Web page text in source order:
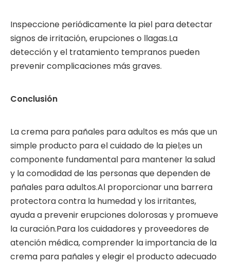
Inspeccione periódicamente la piel para detectar
signos de irritación, erupciones o llagas.La
detección y el tratamiento tempranos pueden
prevenir complicaciones más graves.
Conclusión
La crema para pañales para adultos es más que un
simple producto para el cuidado de la piel;es un
componente fundamental para mantener la salud
y la comodidad de las personas que dependen de
pañales para adultos.Al proporcionar una barrera
protectora contra la humedad y los irritantes,
ayuda a prevenir erupciones dolorosas y promueve
la curación.Para los cuidadores y proveedores de
atención médica, comprender la importancia de la
crema para pañales y elegir el producto adecuado